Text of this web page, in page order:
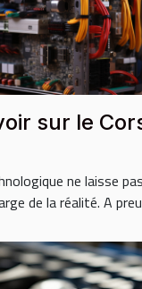
sur le
ne laisse
de la réalité. A